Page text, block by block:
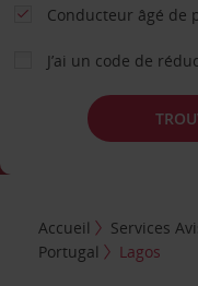
Conducteur âgé de
J’ai un code de
Accueil Services
Portugal
Lagos